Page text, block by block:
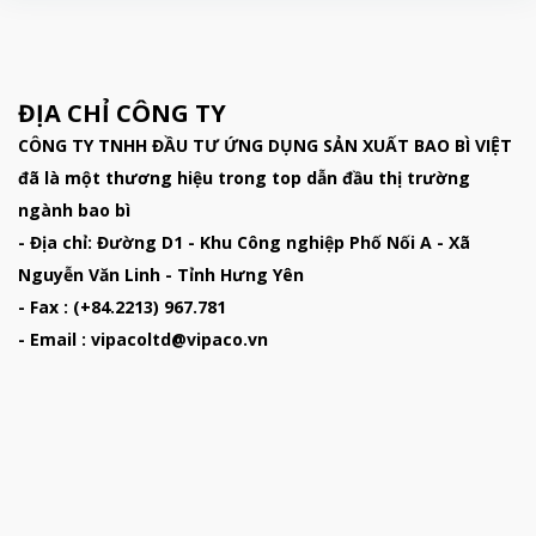
ĐỊA CHỈ CÔNG TY
CÔNG TY TNHH ĐẦU TƯ ỨNG DỤNG SẢN XUẤT BAO BÌ VIỆT
đã là một thương hiệu trong top dẫn đầu thị trường
ngành bao bì
- Địa chỉ: Đường D1 - Khu Công nghiệp Phố Nối A - Xã
Nguyễn Văn Linh - Tỉnh Hưng Yên
- Fax : (+84.2213) 967.781
- Email : vipacoltd@vipaco.vn